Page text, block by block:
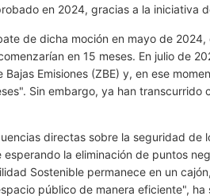
en 2024, gracias a la iniciativa
de dicha moción en mayo de
en 15 meses. En julio de
Emisiones (ZBE) y, en ese
Sin embargo, ya han transcurrido
directas sobre la seguridad de
la eliminación de puntos
Sostenible permanece en un
público de manera eficiente", ha